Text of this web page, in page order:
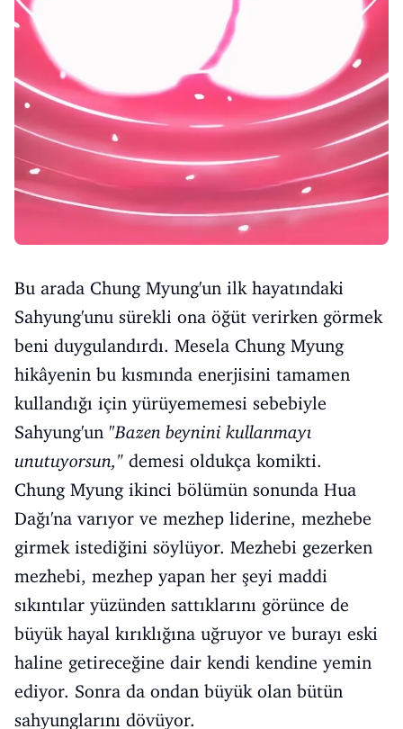
Bu arada Chung Myung'un ilk hayatındaki
Sahyung'unu sürekli ona öğüt verirken görmek
beni duygulandırdı. Mesela Chung Myung
hikâyenin bu kısmında enerjisini tamamen
kullandığı için yürüyememesi sebebiyle
Sahyung'un "Bazen beynini kullanmayı
unutuyorsun," demesi oldukça komikti.
Chung Myung ikinci bölümün sonunda Hua
Dağı'na varıyor ve mezhep liderine, mezhebe
girmek istediğini söylüyor. Mezhebi gezerken
mezhebi, mezhep yapan her şeyi maddi
sıkıntılar yüzünden sattıklarını görünce de
büyük hayal kırıklığına uğruyor ve burayı eski
haline getireceğine dair kendi kendine yemin
ediyor. Sonra da ondan büyük olan bütün
sahyunglarını dövüyor.